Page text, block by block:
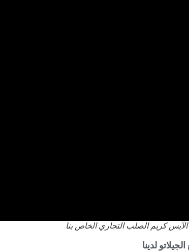
كريم الصلب التجاري الخاص بنا
لدينا